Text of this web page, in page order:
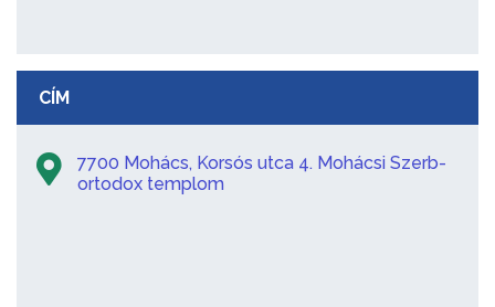
CÍM
7700 Mohács, Korsós utca 4. Mohácsi Szerb-
ortodox templom